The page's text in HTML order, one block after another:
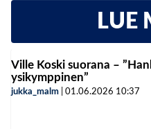
LUE
Ville Koski suorana –
ysikymppinen”
jukka_malm 01.06.2026 10:37